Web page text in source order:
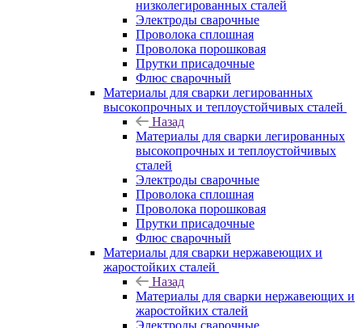
низколегированных сталей
Электроды сварочные
Проволока сплошная
Проволока порошковая
Прутки присадочные
Флюс сварочный
Материалы для сварки легированных
высокопрочных и теплоустойчивых сталей
Назад
Материалы для сварки легированных
высокопрочных и теплоустойчивых
сталей
Электроды сварочные
Проволока сплошная
Проволока порошковая
Прутки присадочные
Флюс сварочный
Материалы для сварки нержавеющих и
жаростойких сталей
Назад
Материалы для сварки нержавеющих и
жаростойких сталей
Электроды сварочные